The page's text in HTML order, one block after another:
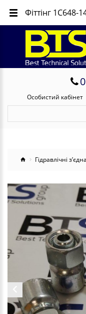
Особистий кабінет
Гідравлічні
Фіттінг 1C648-